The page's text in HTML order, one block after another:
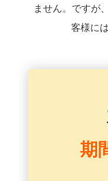
ません。ですが
客様には
期